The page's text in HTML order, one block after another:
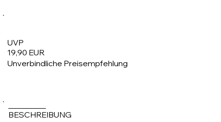
UVP
19,90 EUR
Unverbindliche Preisempfehlung
BESCHREIBUNG